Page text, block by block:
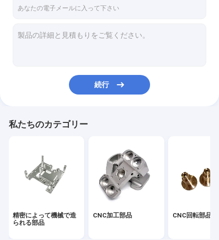
CNC回転部品
アルミニウムはハウジング ダイ カスト
削られたひれ脱熱器
冷板熱槽
続行
私たちのカテゴリー
精密によって機械で造
られる部品
CNC加工部品 CNC回転部品